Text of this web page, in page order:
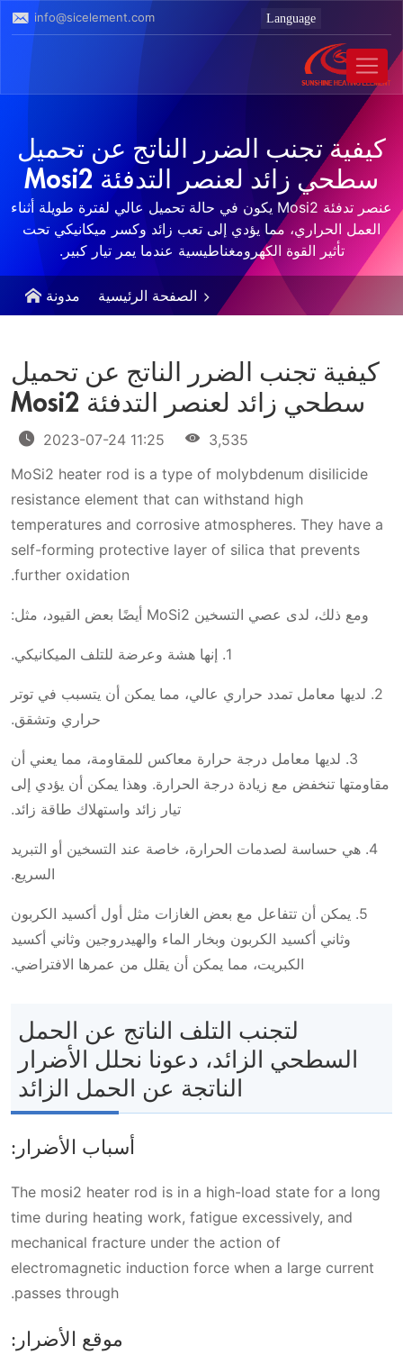
info@sicelement.com
كيفية تجنب الضرر الناتج عن تحميل
سطحي زائد لعنصر التدفئة Mosi2
عنصر تدفئة Mosi2 يكون في حالة تحميل عالي لفترة طويلة أثناء
العمل الحراري، مما يؤدي إلى تعب زائد وكسر ميكانيكي تحت
تأثير القوة الكهرومغناطيسية عندما يمر تيار كبير.
الصفحة الرئيسية مدونة
كيفية تجنب الضرر الناتج عن تحميل
سطحي زائد لعنصر التدفئة Mosi2
2023-07-24 11:25
3,535
MoSi2 heater rod is a type of molybdenum disilicide
resistance element that can withstand high
temperatures and corrosive atmospheres. They have a
self-forming protective layer of silica that prevents
further oxidation.
ومع ذلك، لدى عصي التسخين MoSi2 أيضًا بعض القيود، مثل:
1. إنها هشة وعرضة للتلف الميكانيكي.
2. لديها معامل تمدد حراري عالي، مما يمكن أن يتسبب في توتر
حراري وتشقق.
3. لديها معامل درجة حرارة معاكس للمقاومة، مما يعني أن
مقاومتها تنخفض مع زيادة درجة الحرارة. وهذا يمكن أن يؤدي إلى
تيار زائد واستهلاك طاقة زائد.
4. هي حساسة لصدمات الحرارة، خاصة عند التسخين أو التبريد
السريع.
5. يمكن أن تتفاعل مع بعض الغازات مثل أول أكسيد الكربون
وثاني أكسيد الكربون وبخار الماء والهيدروجين وثاني أكسيد
الكبريت، مما يمكن أن يقلل من عمرها الافتراضي.
لتجنب التلف الناتج عن الحمل
السطحي الزائد، دعونا نحلل الأضرار
الناتجة عن الحمل الزائد
أسباب الأضرار:
The mosi2 heater rod is in a high-load state for a long
time during heating work, fatigue excessively, and
mechanical fracture under the action of
electromagnetic induction force when a large current
passes through.
موقع الأضرار: